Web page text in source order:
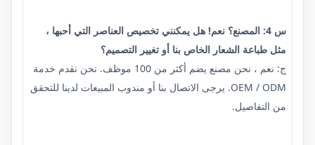
س 4: المصنع؟ نعم! هل يمكنني تخصيص العناصر التي أحبها ،
مثل طباعة الشعار الخاص بنا أو تغيير التصميم؟
ج: نعم ، نحن مصنع يضم أكثر من 100 موظف. نحن نقدم خدمة
OEM / ODM. يرجى الاتصال بنا أو مندوب المبيعات لدينا للتحقق
من التفاصيل.